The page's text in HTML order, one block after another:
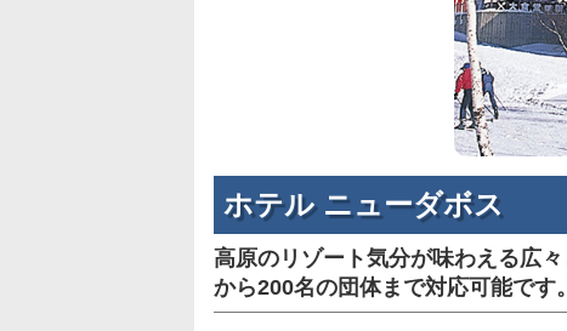
ホテル ニューダボス
高原のリゾート気分が味わえる広
から200名の団体まで対応可能です。